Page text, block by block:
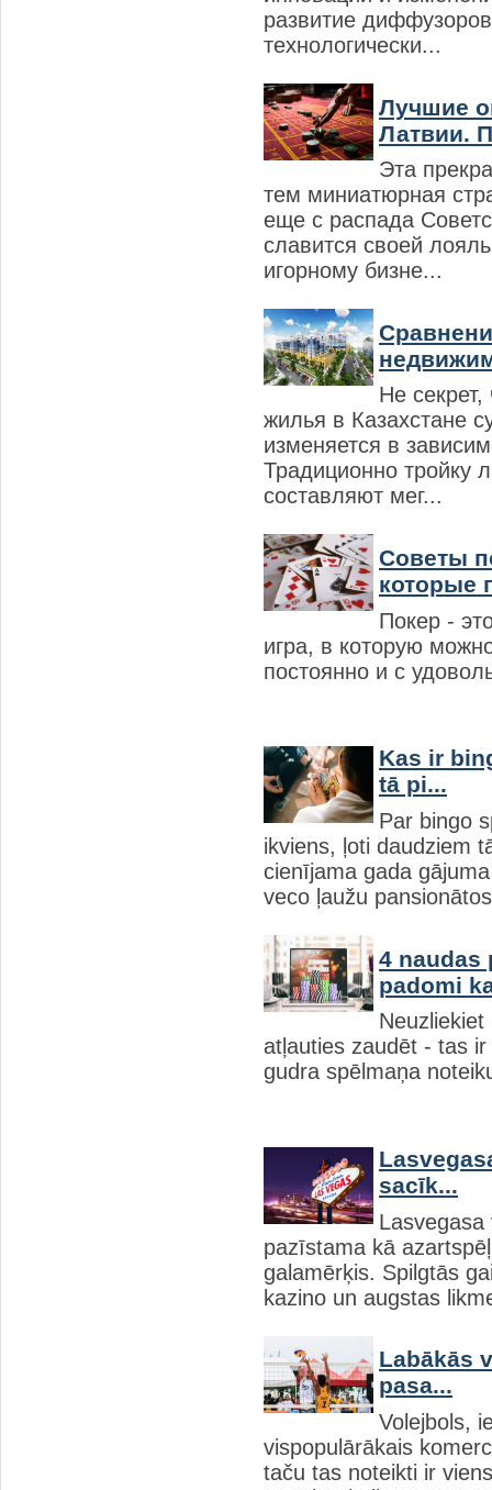
развитие
технологически...
Лучшие
Латвии.
Эта
тем миниатюрная
еще с распада
славится своей
игорному бизне...
Не секрет,
жилья в Казахстане
изменяется в
Традиционно тройку
составляют мег...
Советы
которые
Покер -
игра, в которую
постоянно и с
Kas ir
tā pi...
Par bingo
ikviens, ļoti daudziem
cienījama gada
veco ļaužu
4 naudas
padomi
atļauties zaudēt - tas
gudra spēlmaņa
sacīk...
Lasvegasa
pazīstama kā
galamērķis. Spilgtās
kazino un augstas
Labākās
pasa...
Volejbols,
vispopulārākais
taču tas noteikti ir